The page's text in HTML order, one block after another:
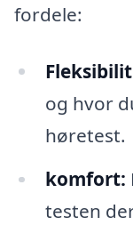
fordele:
og hvor
høretest.
komfort:
testen